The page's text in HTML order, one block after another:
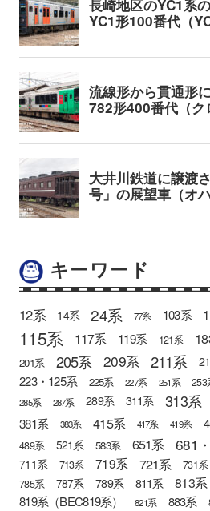
キーワード
12系 14系 24系 77系 103系
115系 117系 119系 121系
201系 205系 209系 211系
223・125系 225系 227系 251系 253
285系
287系 289系 311系 313系
381系 383系 415系 417系 419系
489系 521系 583系 651系 681
711系 713系 719系 721系 731系
785系 787系 789系 811系 813系
819系（BEC819系） 821系 883系